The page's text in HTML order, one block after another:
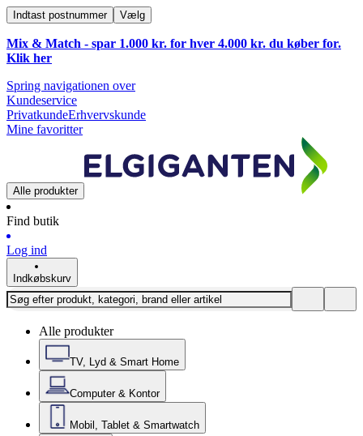
Indtast postnummer Vælg
Mix & Match - spar 1.000 kr. for hver 4.000 kr. du køber for.
Klik her
Spring navigationen over
Kundeservice
PrivatkundeErhvervskunde
Mine favoritter
Alle produkter
Find butik
Log ind
Indkøbskurv
Alle produkter
TV, Lyd & Smart Home
Computer & Kontor
Mobil, Tablet & Smartwatch